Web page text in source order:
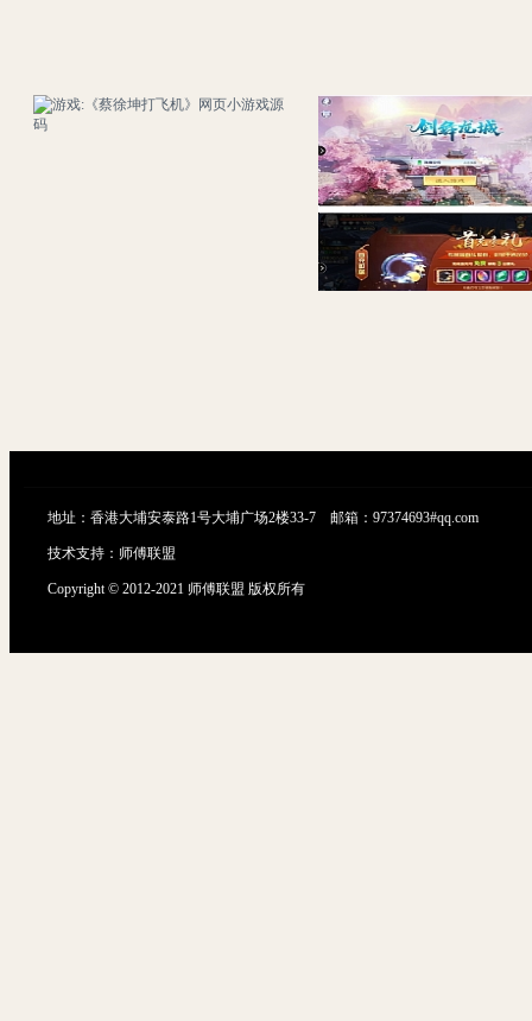
地址：香港大埔安泰路1号大埔广场2楼33-7 邮箱：97374693#qq.com
技术支持： 师傅联盟
Copyright © 2012-2021 师傅联盟 版权所有